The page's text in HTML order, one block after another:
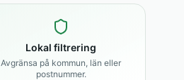
Lokal filtrering
Avgränsa på kommun, län eller
postnummer.